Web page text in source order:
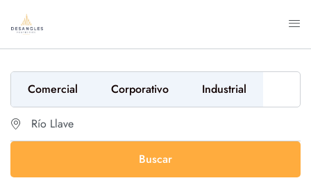
Comercial Corporativo Industrial
Buscar